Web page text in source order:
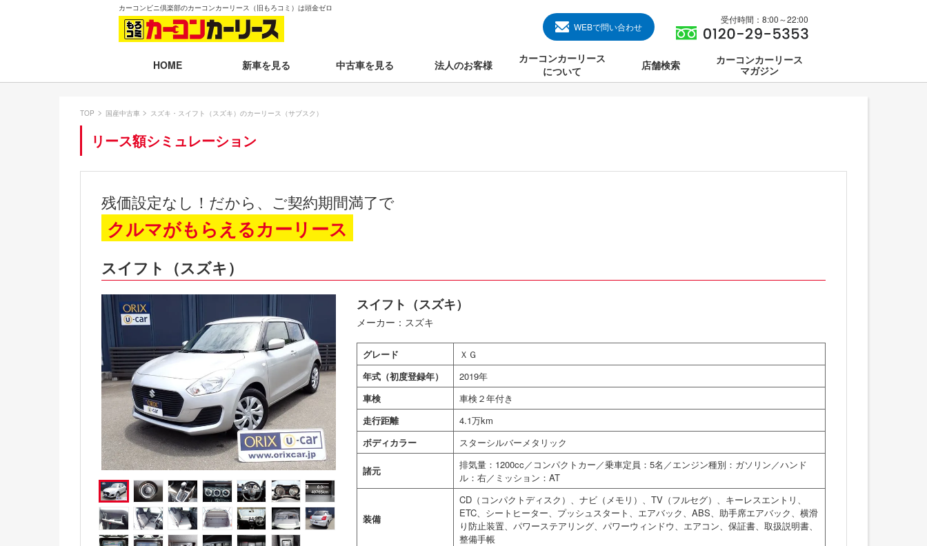
カーコンビニ倶楽部のカーコンカーリース（旧もろコミ）は頭金ゼロ
WEBで問い合わせ
受付時間：8:00～22:00
HOME 新車を見る
月々50,001円以上のクルマを見る
新車一覧から選ぶ
即納車（最短14日で納車）
残価設定プラン
電気自動車（EV）
福祉車両
ミニカー
中古車を見る 法人のお客様
カーコンカーリース
について
店舗検索
カーコンカーリース
マガジン
TOP 国産中古車 スズキ・スイフト（スズキ）のカーリース（サブスク）
リース額シミュレーション
残価設定なし！だから、ご契約期間満了で
クルマがもらえるカーリース
スイフト（スズキ）
スイフト（スズキ）
メーカー：スズキ
グレード
ＸＧ
年式（初度登録年）
2019年
車検
車検２年付き
走行距離
4.1万km
ボディカラー
スターシルバーメタリック
諸元
排気量：1200cc／コンパクトカー／乗車定員：5名／エンジン種別：ガソリン／ハンド
ル：右／ミッション：AT
装備
CD（コンパクトディスク）、ナビ（メモリ）、TV（フルセグ）、キーレスエントリ、
ETC、シートヒーター、プッシュスタート、エアバック、ABS、助手席エアバック、横滑
り防止装置、パワーステアリング、パワーウィンドウ、エアコン、保証書、取扱説明書、
整備手帳